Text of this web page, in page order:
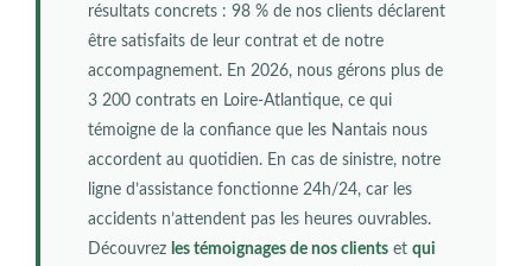
résultats concrets : 98 % de nos clients déclarent
être satisfaits de leur contrat et de notre
accompagnement. En 2026, nous gérons plus de
3 200 contrats en Loire-Atlantique, ce qui
témoigne de la confiance que les Nantais nous
accordent au quotidien. En cas de sinistre, notre
ligne d’assistance fonctionne 24h/24, car les
accidents n’attendent pas les heures ouvrables.
Découvrez les témoignages de nos clients etqui